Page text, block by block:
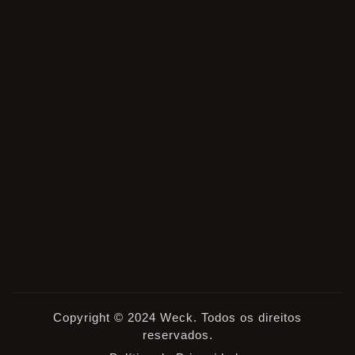
Copyright © 2024 Weck. Todos os direitos
reservados.